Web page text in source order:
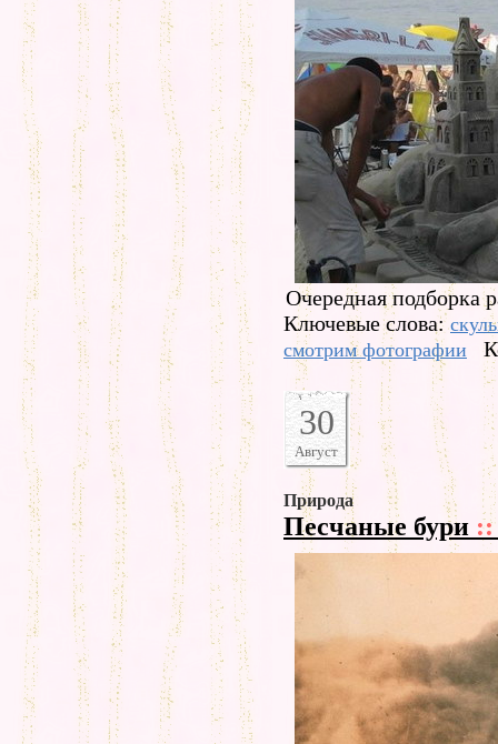
Очередная подборка
Ключевые слова:
смотрим фотографии
30
Август
Природа
Песчаные бури ::